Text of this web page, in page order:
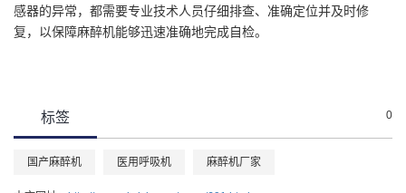
感器的异常，都需要专业技术人员仔细排查、准确定位并及时修
复，以保障麻醉机能够迅速准确地完成自检。
标签 0
国产麻醉机 医用呼吸机 麻醉机厂家